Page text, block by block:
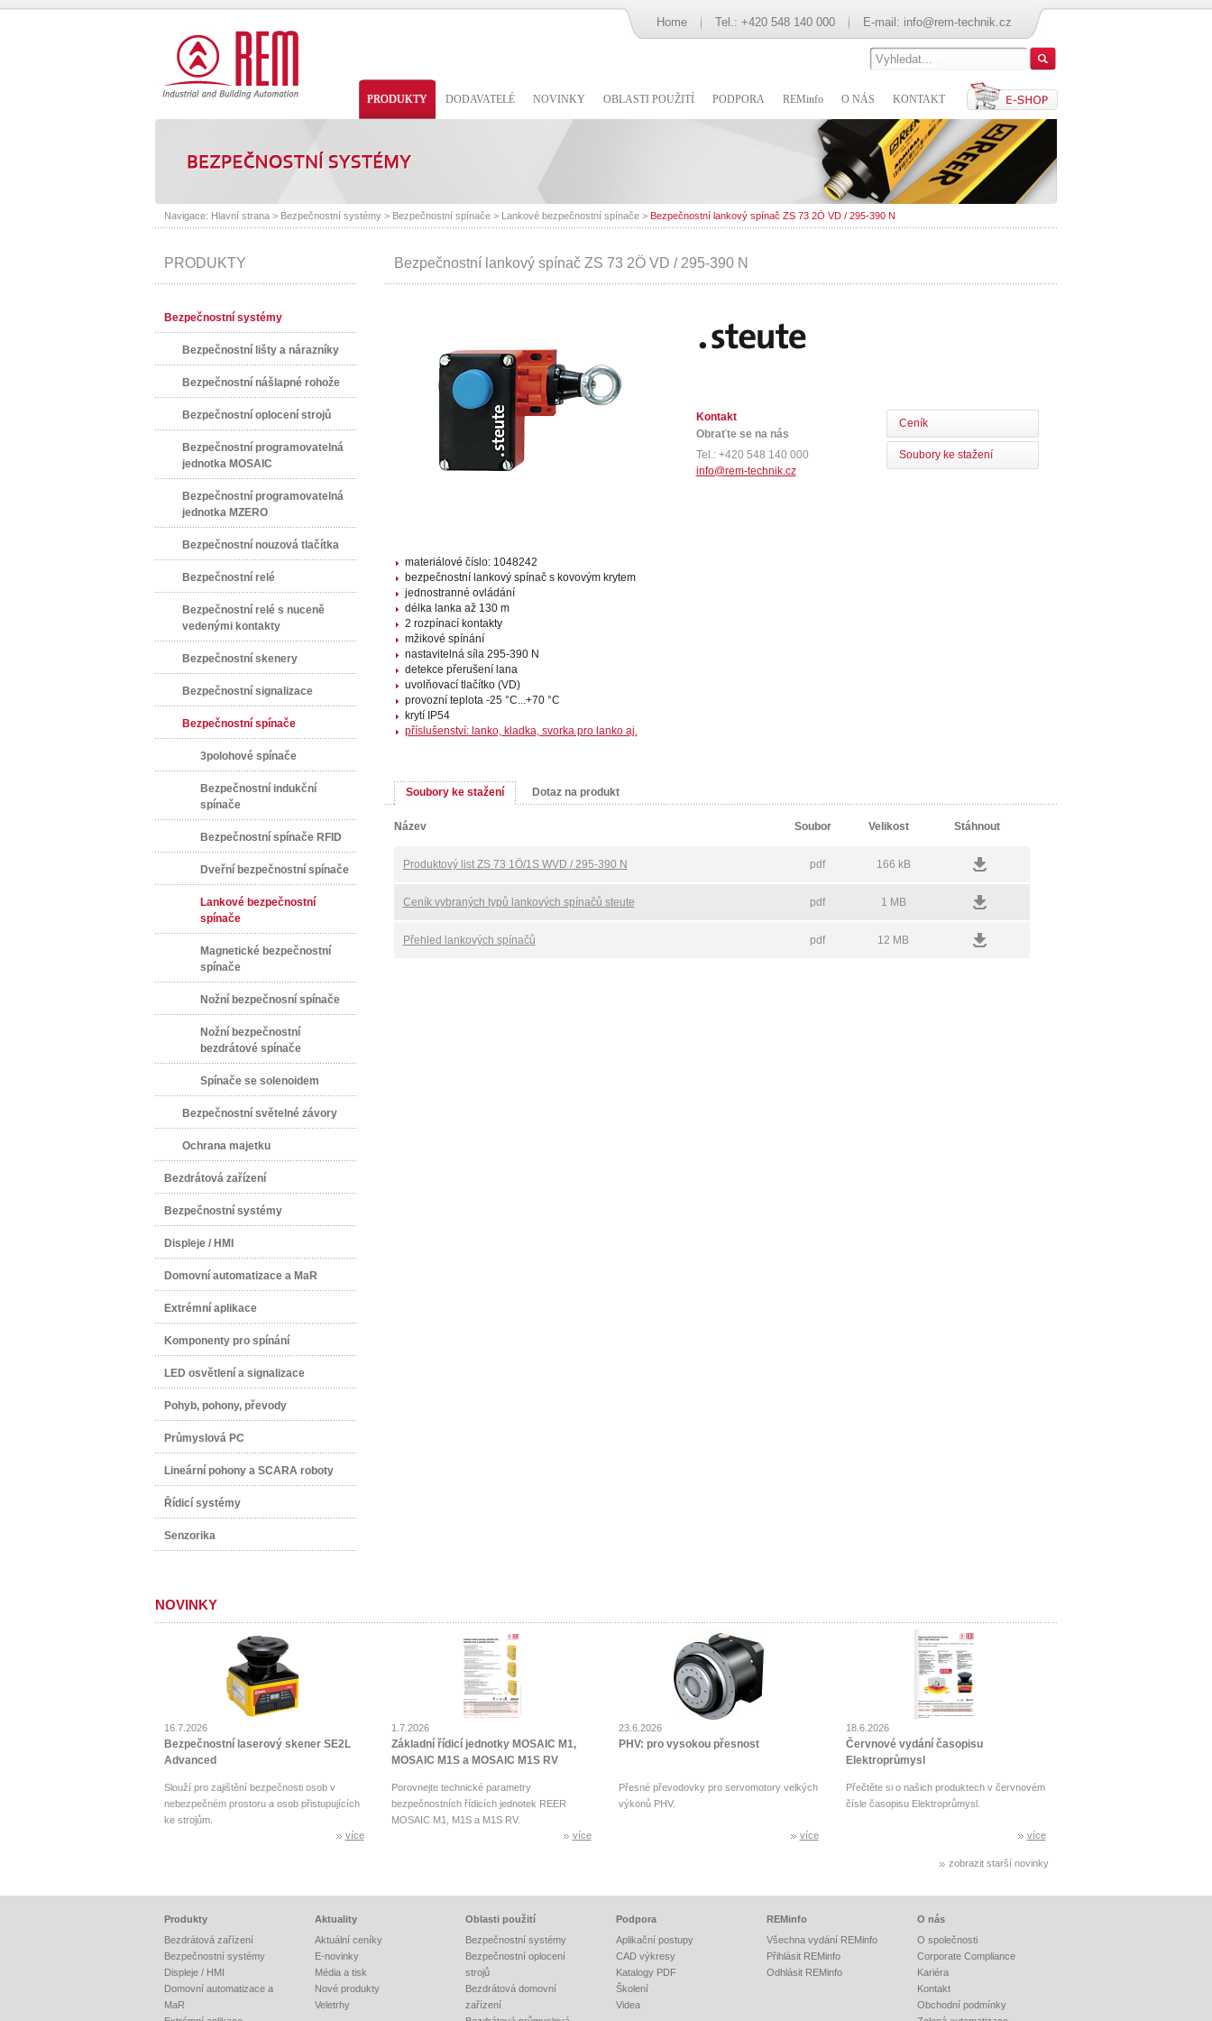
Home Tel.: +420 548 140 000 E-mail: info@rem-technik.cz
PRODUKTY DODAVATELÉ NOVINKY OBLASTI POUŽITÍ PODPORA REMinfo O NÁS KONTAKT
Navigace: Hlavní strana> Bezpečnostní systémy> Bezpečnostní spínače> Lankové bezpečnostní spínače> Bezpečnostní lankový spínač ZS 73 2Ö VD / 295-390 N
PRODUKTY
Bezpečnostní systémy
Bezpečnostní lišty a nárazníky
Bezpečnostní nášlapné rohože
Bezpečnostní oplocení strojů
Bezpečnostní programovatelná
jednotka MOSAIC
Bezpečnostní programovatelná
jednotka MZERO
Bezpečnostní nouzová tlačítka
Bezpečnostní relé
Bezpečnostní relé s nuceně
vedenými kontakty
Bezpečnostní skenery
Bezpečnostní signalizace
Bezpečnostní spínače
3polohové spínače
Bezpečnostní indukční
spínače
Bezpečnostní spínače RFID
Dveřní bezpečnostní spínače
Lankové bezpečnostní
spínače
Magnetické bezpečnostní
spínače
Nožní bezpečnosní spínače
Nožní bezpečnostní
bezdrátové spínače
Spínače se solenoidem
Bezpečnostní světelné závory
Ochrana majetku
Bezdrátová zařízení
Bezpečnostní systémy
Displeje / HMI
Domovní automatizace a MaR
Extrémní aplikace
Komponenty pro spínání
LED osvětlení a signalizace
Pohyb, pohony, převody
Průmyslová PC
Lineární pohony a SCARA roboty
Řídicí systémy
Senzorika
Bezpečnostní lankový spínač ZS 73 2Ö VD / 295-390 N
Kontakt
Obraťte se na nás
Tel.: +420 548 140 000
info@rem-technik.cz
Ceník
Soubory ke stažení
materiálové číslo: 1048242
bezpečnostní lankový spínač s kovovým krytem
jednostranné ovládání
délka lanka až 130 m
2 rozpínací kontakty
mžikové spínání
nastavitelná síla 295-390 N
detekce přerušení lana
uvolňovací tlačítko (VD)
provozní teplota -25 °C...+70 °C
krytí IP54
příslušenství: lanko, kladka, svorka pro lanko aj.
Soubory ke stažení Dotaz na produkt
Název Soubor Velikost Stáhnout
Produktový list ZS 73 1Ö/1S WVD / 295-390 N pdf 166 kB
Ceník vybraných typů lankových spínačů steute pdf 1 MB
Přehled lankových spínačů pdf 12 MB
NOVINKY
16.7.2026
Bezpečnostní laserový skener SE2L
Advanced
Slouží pro zajištění bezpečnosti osob v
nebezpečném prostoru a osob přistupujících
ke strojům.
více
1.7.2026
Základní řídicí jednotky MOSAIC M1,
MOSAIC M1S a MOSAIC M1S RV
Porovnejte technické parametry
bezpečnostních řídicích jednotek REER
MOSAIC M1, M1S a M1S RV.
více
23.6.2026
PHV: pro vysokou přesnost
Přesné převodovky pro servomotory velkých
výkonů PHV.
více
18.6.2026
Červnové vydání časopisu
Elektroprůmysl
Přečtěte si o našich produktech v červnovém
čísle časopisu Elektroprůmysl.
více
zobrazit starší novinky
Produkty
Bezdrátová zařízení
Bezpečnostní systémy
Displeje / HMI
Domovní automatizace a
MaR
Aktuality
Aktuální ceníky
E-novinky
Média a tisk
Nové produkty
Veletrhy
Oblasti použití
Bezpečnostní systémy
Bezpečnostní oplocení
strojů
Bezdrátová domovní
zařízení
Podpora
Aplikační postupy
CAD výkresy
Katalogy PDF
Školení
Videa
REMinfo
Všechna vydání REMinfo
Přihlásit REMinfo
Odhlásit REMinfo
O nás
O společnosti
Corporate Compliance
Kariéra
Kontakt
Obchodní podmínky